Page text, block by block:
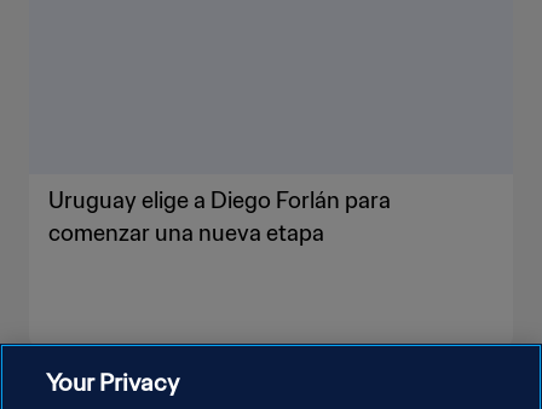
Uruguay elige a Diego Forlán para
comenzar una nueva etapa
Your Privacy